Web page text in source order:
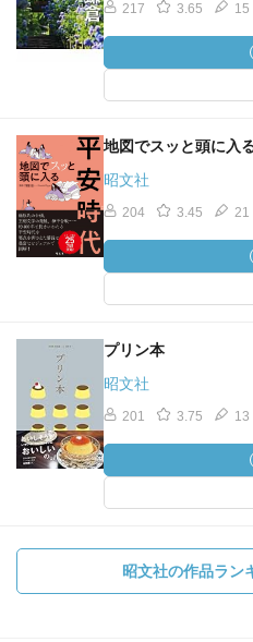
217 3.65 15
地図でスッと頭に入
昭文社
204 3.45 21
プリン本
昭文社
201 3.75 13
昭文社の作品ラン